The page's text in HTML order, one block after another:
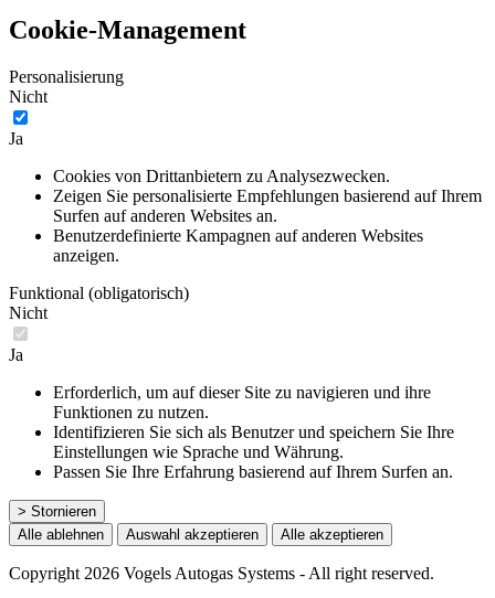
Cookie-Management
Personalisierung
Nicht
Ja
Cookies von Drittanbietern zu Analysezwecken.
Zeigen Sie personalisierte Empfehlungen basierend auf Ihrem
Surfen auf anderen Websites an.
Benutzerdefinierte Kampagnen auf anderen Websites
anzeigen.
Funktional (obligatorisch)
Nicht
Ja
Erforderlich, um auf dieser Site zu navigieren und ihre
Funktionen zu nutzen.
Identifizieren Sie sich als Benutzer und speichern Sie Ihre
Einstellungen wie Sprache und Währung.
Passen Sie Ihre Erfahrung basierend auf Ihrem Surfen an.
> Stornieren
Alle ablehnen
Auswahl akzeptieren Alle akzeptieren
Copyright 2026 Vogels Autogas Systems - All right reserved.